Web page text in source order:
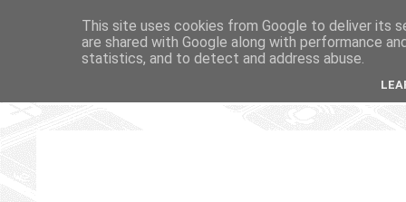
This site uses cookies from Google to deliver its
are shared with Google along with performance
statistics, and to detect and address abuse.